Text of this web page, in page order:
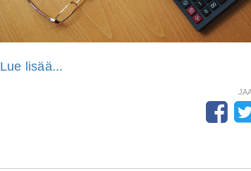
Lue lisää...